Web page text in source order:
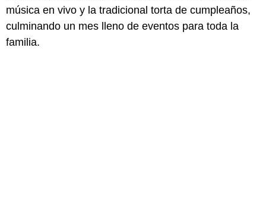
música en vivo y la tradicional torta de cumpleaños,
culminando un mes lleno de eventos para toda la
familia.